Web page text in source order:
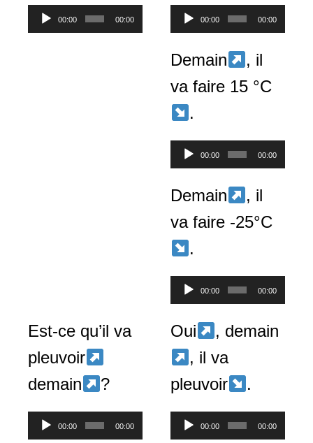
Lecteur
00:00 00:00
Lecteur
00:00 00:00
Demain
, il
va faire 15 °C
.
Lecteur
00:00 00:00
Demain
, il
va faire -25°C
.
Lecteur
00:00 00:00
Est-ce qu’il va
pleuvoir
demain
?
Oui
, demain
, il va
pleuvoir
.
Lecteur
00:00 00:00
Lecteur
00:00 00:00